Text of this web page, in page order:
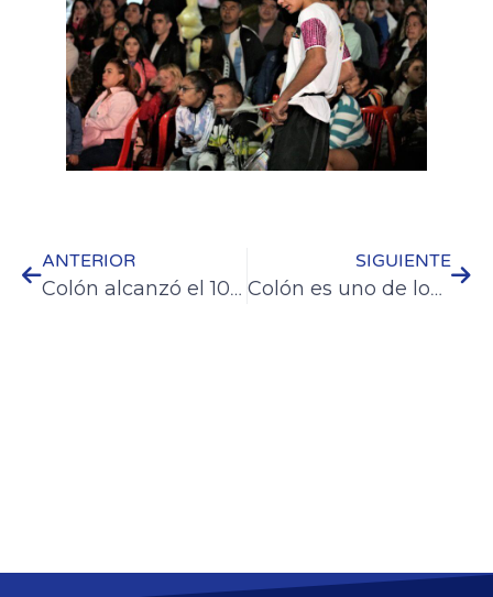
ANTERIOR
Colón alcanzó el 100 por ciento de ocupación de alojamientos
SIGUIENTE
Colón es uno de los destinos más elegidos del fin de semana largo de carnaval